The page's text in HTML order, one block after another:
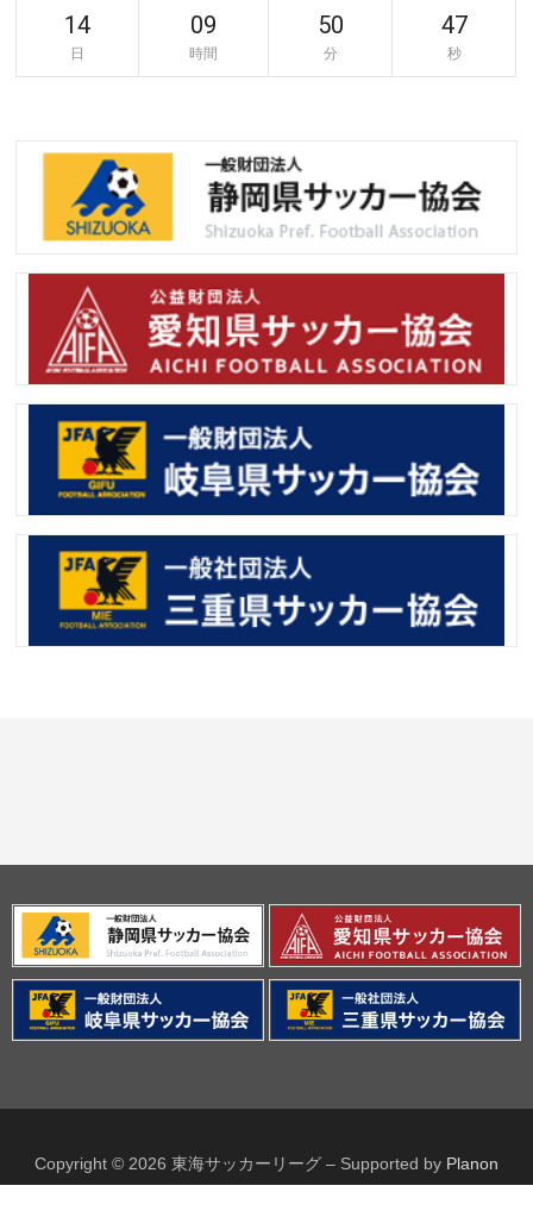
14
日
09
時間
50
分
46
秒
Copyright © 2026 東海サッカーリーグ – Supported by Planon